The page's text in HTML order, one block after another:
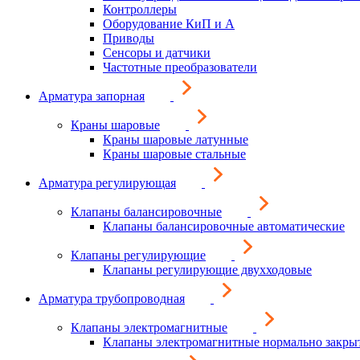
Контроллеры
Оборудование КиП и А
Приводы
Сенсоры и датчики
Частотные преобразователи
Арматура запорная
Краны шаровые
Краны шаровые латунные
Краны шаровые стальные
Арматура регулирующая
Клапаны балансировочные
Клапаны балансировочные автоматические
Клапаны регулирующие
Клапаны регулирующие двухходовые
Арматура трубопроводная
Клапаны электромагнитные
Клапаны электромагнитные нормально